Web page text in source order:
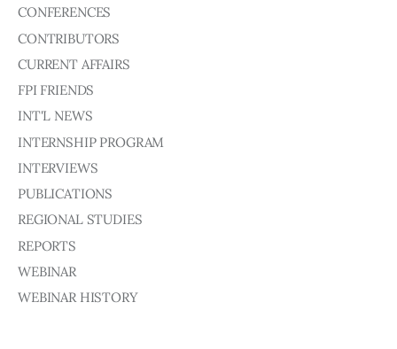
President
Board of Directors
Advisory Board
Contacts
CONFERENCES
CONTRIBUTORS
CURRENT AFFAIRS
FPI FRIENDS
INT'L NEWS
INTERNSHIP PROGRAM
INTERVIEWS
PUBLICATIONS
REGIONAL STUDIES
REPORTS
WEBINAR
WEBINAR HISTORY